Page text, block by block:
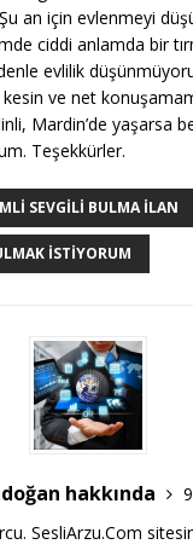
an için evlenmeyi
ciddi anlamda bir
evlilik
ve net
Mardin’de yaşarsa
Teşekkürler.
SEVGILI BULMA İLAN
İSTIYORUM
hakkında
SesliArzu.Com